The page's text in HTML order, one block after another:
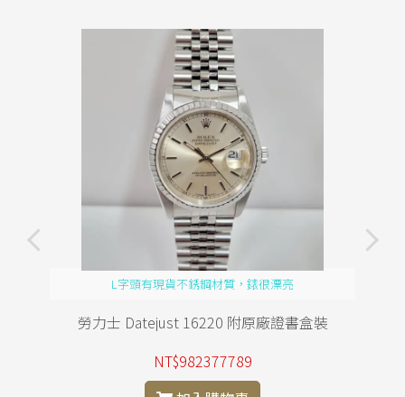
L字頭有現貨不銹鋼材質，錶很漂亮
勞力士 Datejust 16220 附原廠證書盒裝
NT$982377789